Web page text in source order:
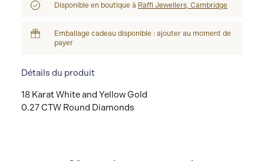
Disponible en boutique à Raffi Jewellers, Cambridge
Emballage cadeau disponible : ajouter au moment de
payer
Détails du produit
18 Karat White and Yellow Gold
0.27 CTW Round Diamonds